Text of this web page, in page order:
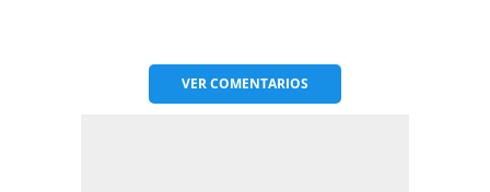
VERCOMENTARIOS